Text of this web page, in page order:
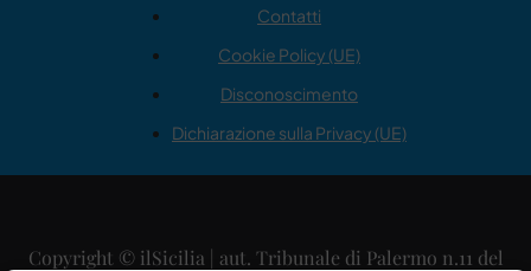
Contatti
Cookie Policy (UE)
Disconoscimento
Dichiarazione sulla Privacy (UE)
Copyright © ilSicilia | aut. Tribunale di Palermo n.11 del